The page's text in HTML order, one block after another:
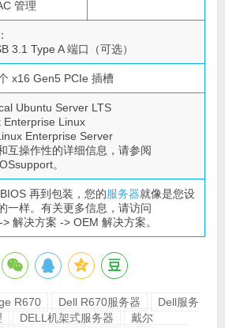
管理
3.1 Type A 端口（可选）
x16 Gen5 PCIe 插槽
Ubuntu Server LTS
Enterprise Linux
Enterprise Server
互操作性的详细信息，请参阅
。
再到包装，您的服务器就像是您设
一样。有关更多信息，请访问
解决方案 -> OEM 解决方案。
R670 Dell R670服务器
Dell服务
DELL机架式服务器
戴尔